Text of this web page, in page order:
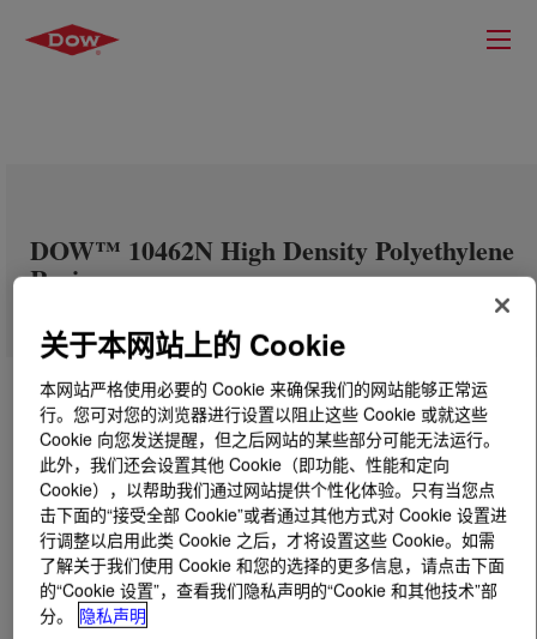
DOW™ 10462N High Density Polyethylene
Resin
什么是DOW™ 10462N High Density Polyethylene
Resin ?
关于本网站上的 Cookie
本网站严格使用必要的 Cookie 来确保我们的网站能够正常运
行。您可对您的浏览器进行设置以阻止这些 Cookie 或就这些
Cookie 向您发送提醒，但之后网站的某些部分可能无法运行。
此外，我们还会设置其他 Cookie（即功能、性能和定向
Cookie），以帮助我们通过网站提供个性化体验。只有当您点
击下面的“接受全部 Cookie”或者通过其他方式对 Cookie 设置进
行调整以启用此类 Cookie 之后，才将设置这些 Cookie。如需
了解关于我们使用 Cookie 和您的选择的更多信息，请点击下面
的“Cookie 设置”，查看我们隐私声明的“Cookie 和其他技术”部
分。
隐私声明